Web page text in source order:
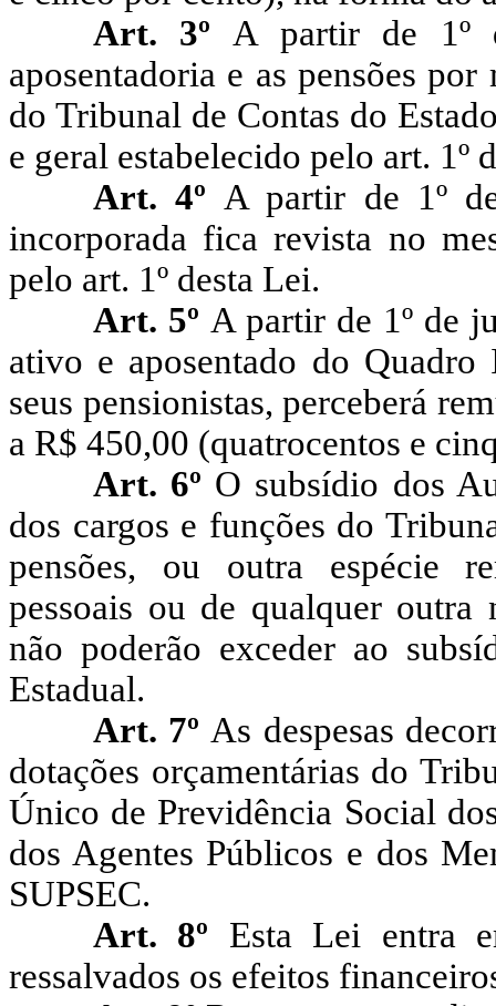
Art. 3º A partir de 1º
aposentadoria e as pensões
do Tribunal de Contas do
e geral estabelecido pelo art. 1º
Art. 4º A partir de 1º
incorporada fica revista no
pelo art. 1º desta Lei.
Art. 5º A partir de 1º de
ativo e aposentado do
seus pensionistas, perceberá
a R$ 450,00 (quatrocentos e
Art. 6º O subsídio dos
dos cargos e funções do
pensões, ou outra espécie
pessoais ou de qualquer
não poderão exceder ao
Estadual.
Art. 7º As despesas
dotações orçamentárias do
Único de Previdência Social
dos Agentes Públicos e dos
SUPSEC.
Art. 8º Esta Lei entra
ressalvados os efeitos